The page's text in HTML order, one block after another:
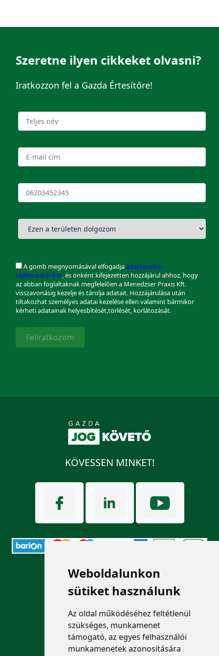
Weboldalunkon
sütiket használunk
Az oldal működéséhez feltétlenül
szükséges, munkamenet
támogató, az egyes felhasználói
munkamenetek azonosítására
Szeretne ilyen cikkeket olvasni?
Iratkozzon fel a Gazda Értesítőre!
A gomb megnyomásával elfogadjaadatkezelési
tájékoztatónkat, és önként kifejezetten hozzájárul ahhoz, hogy
az abban foglaltaknak megfelelően a Menedzser Praxis Kft.
visszavonásig kezelje és tárolja adatait. Hozzájárulása után
tiltakozhat személyes adatai kezelése ellen valamint bármikor
kérheti adatainak helyesbítését,törlését, korlátozását.
Feliratkozom
KÖVESSEN MINKET!
ELÉRHETŐSÉGEK
+36 1 880 7600
info@mprx.hu